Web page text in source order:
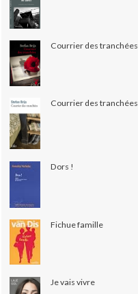
Courrier des tranchées
Courrier des tranchées
Dors !
Fichue famille
Je vais vivre